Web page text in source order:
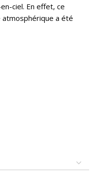
ciel. En effet, ce
a été